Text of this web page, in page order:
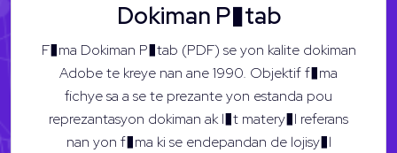
Dokiman P�tab
F�ma Dokiman P�tab (PDF) se yon kalite dokiman
Adobe te kreye nan ane 1990. Objektif f�ma
fichye sa a se te prezante yon estanda pou
reprezantasyon dokiman ak l�t matery�l referans
nan yon f�ma ki se endepandan de lojisy�l